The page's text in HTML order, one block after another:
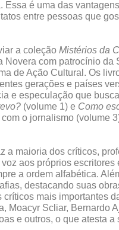
é uma das
entre pessoas que
a coleção Mistérios da
com patrocínio da
de Ação Cultural. Os
gerações e países
e especulação que
(volume 1) e Como
o jornalismo (volume
a maioria dos críticos,
aos próprios escritores
a ordem alfabética.
destacando suas
mais importantes
Moacyr Scliar, Bernardo
e outros, o que atesta a